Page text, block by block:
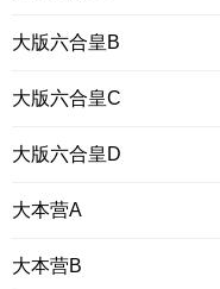
大版六合皇B
大版六合皇C
大版六合皇D
大本营A
大本营B